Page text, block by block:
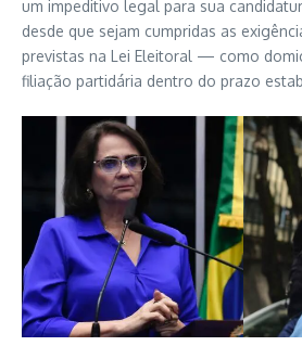
um impeditivo legal para sua
desde que sejam cumpridas as
previstas na Lei Eleitoral — como
filiação partidária dentro do prazo